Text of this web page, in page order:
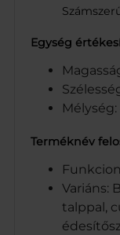
Egység
Mélység:
Terméknév
Variáns:
talppal,